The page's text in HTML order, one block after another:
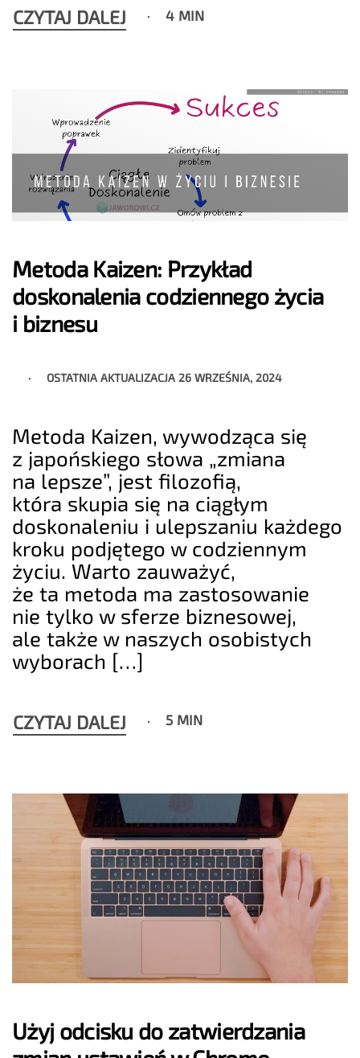
CZYTAJ DALEJ 4 MIN
Metoda Kaizen: Przykład
doskonalenia codziennego życia
i biznesu
OSTATNIA AKTUALIZACJA 26 WRZEŚNIA, 2024
Metoda Kaizen, wywodząca się
z japońskiego słowa „zmiana
na lepsze”, jest filozofią,
która skupia się na ciągłym
doskonaleniu i ulepszaniu każdego
kroku podjętego w codziennym
życiu. Warto zauważyć,
że ta metoda ma zastosowanie
nie tylko w sferze biznesowej,
ale także w naszych osobistych
wyborach […]
CZYTAJ DALEJ 5 MIN
Użyj odcisku do zatwierdzania